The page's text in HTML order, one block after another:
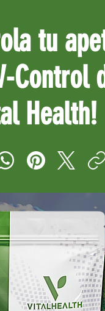
tu
Control
Health!